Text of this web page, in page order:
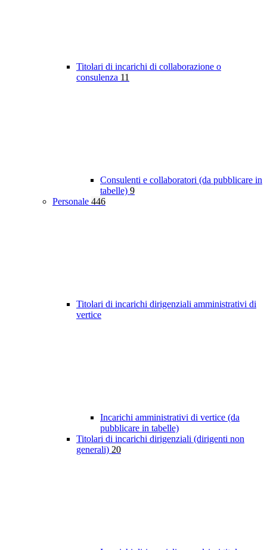
Titolari di incarichi di collaborazione o
consulenza 11
Consulenti e collaboratori (da pubblicare in
tabelle) 9
Personale 446
Titolari di incarichi dirigenziali amministrativi di
vertice
Incarichi amministrativi di vertice (da
pubblicare in tabelle)
Titolari di incarichi dirigenziali (dirigenti non
generali) 20